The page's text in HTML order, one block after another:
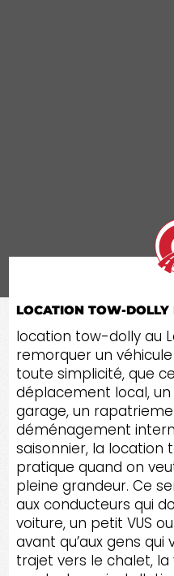
LOCATION TOW-
location tow-dolly au
remorquer un
toute simplicité, que
déplacement local,
garage, un
déménagement
saisonnier, la location
pratique quand on
pleine grandeur. Ce
aux conducteurs qui
voiture, un petit VUS
avant qu’aux gens qui
trajet vers le chalet, la